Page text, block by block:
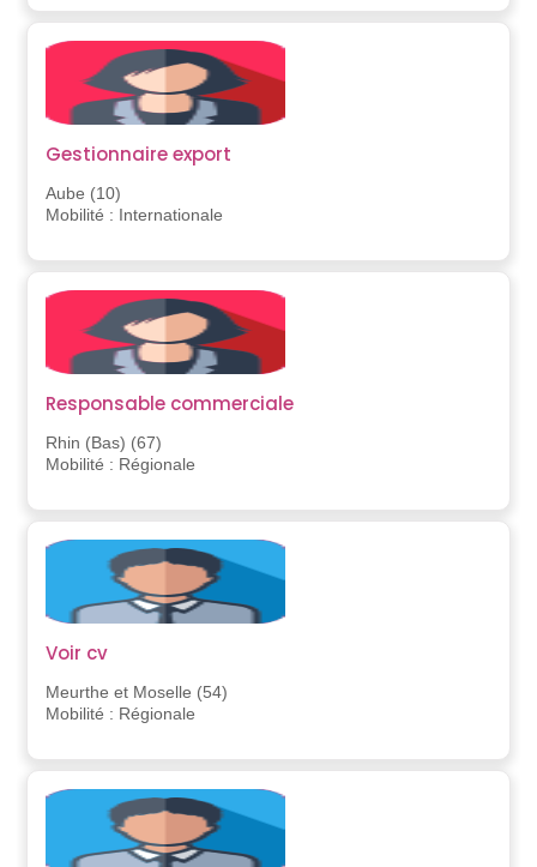
Gestionnaire export
Aube (10)
Mobilité : Internationale
Responsable commerciale
Rhin (Bas) (67)
Mobilité : Régionale
Voir cv
Meurthe et Moselle (54)
Mobilité : Régionale